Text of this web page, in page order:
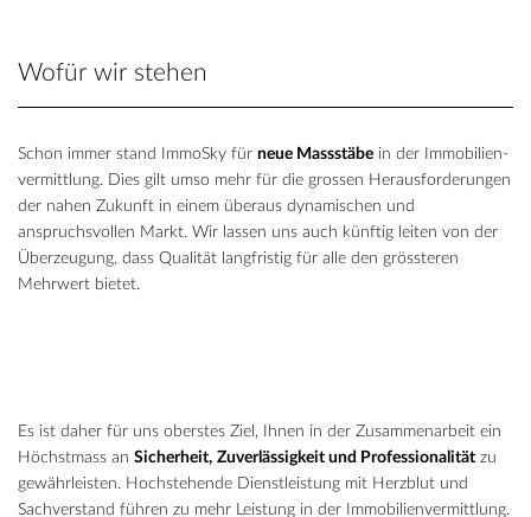
Wofür wir stehen
Schon immer stand ImmoSky für neue Massstäbe in der Immobilien-
vermittlung. Dies gilt umso mehr für die grossen Herausforderungen
der nahen Zukunft in einem überaus dynamischen und
anspruchsvollen Markt. Wir lassen uns auch künftig leiten von der
Überzeugung, dass Qualität langfristig für alle den grössteren
Mehrwert bietet.
Es ist daher für uns oberstes Ziel, Ihnen in der Zusammenarbeit ein
Höchstmass an Sicherheit, Zuverlässigkeit und Professionalität zu
gewährleisten. Hochstehende Dienstleistung mit Herzblut und
Sachverstand führen zu mehr Leistung in der Immobilienvermittlung.